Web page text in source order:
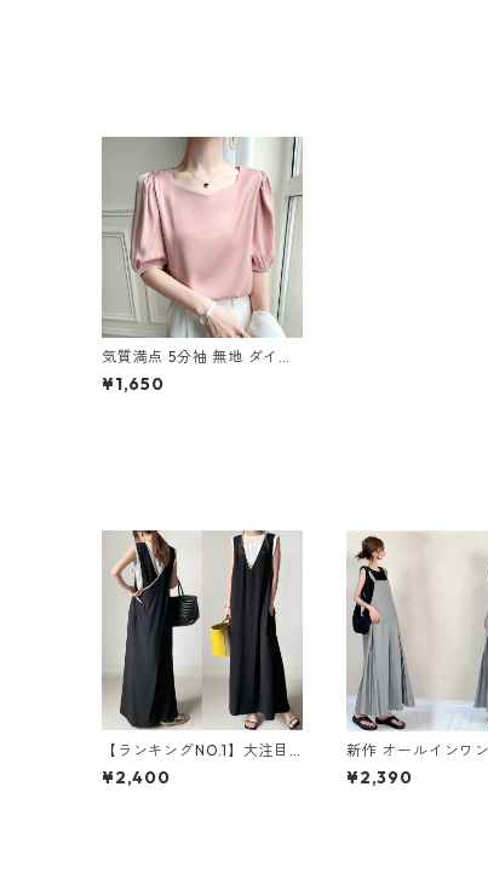
気質満点 5分袖 無地 ダイヤ
モンドネック シャツ m-675
¥1,650
【ランキングNO.1】大注目
Vネック ノースリーブ ワン
ピース m-738
¥2,400
新作 オールインワン サロペ
ットパンツ m-462
¥2,390